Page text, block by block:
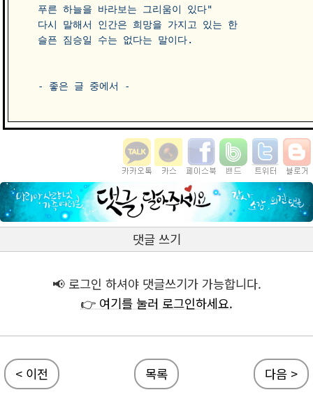
푸른 하늘을 바라보는 그리움이 있다"
다시 말해서 인간은 희망을 가지고 있는 한
슬픈 짐승일 수는 없다는 말이다.
- 좋은 글 중에서 -
댓글 쓰기
📢 로그인 하셔야 댓글쓰기가 가능합니다.
👉 여기를 눌러 로그인하세요.
< 이전 목록 다음 >